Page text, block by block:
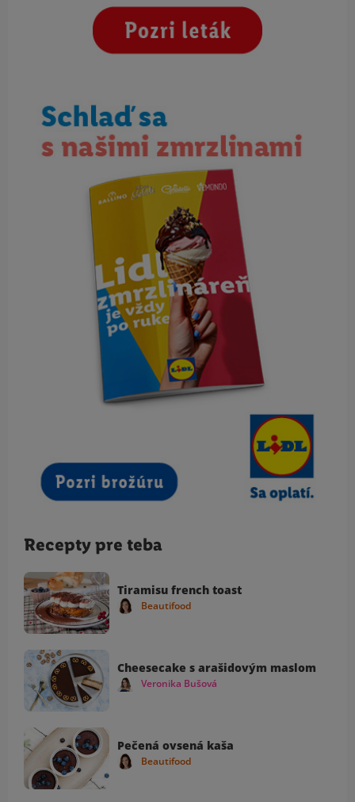
Recepty pre teba
Tiramisu french toast
Beautifood
Cheesecake s arašidovým maslom
Veronika Bušová
Pečená ovsená kaša
Beautifood